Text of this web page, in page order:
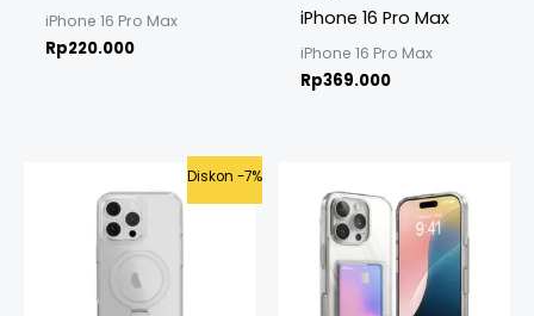
iPhone 16 Pro Max
Rp220.000
iPhone 16 Pro Max
iPhone 16 Pro Max
Rp369.000
Diskon -7%
Original
price
was:
Rp695.000.
Current